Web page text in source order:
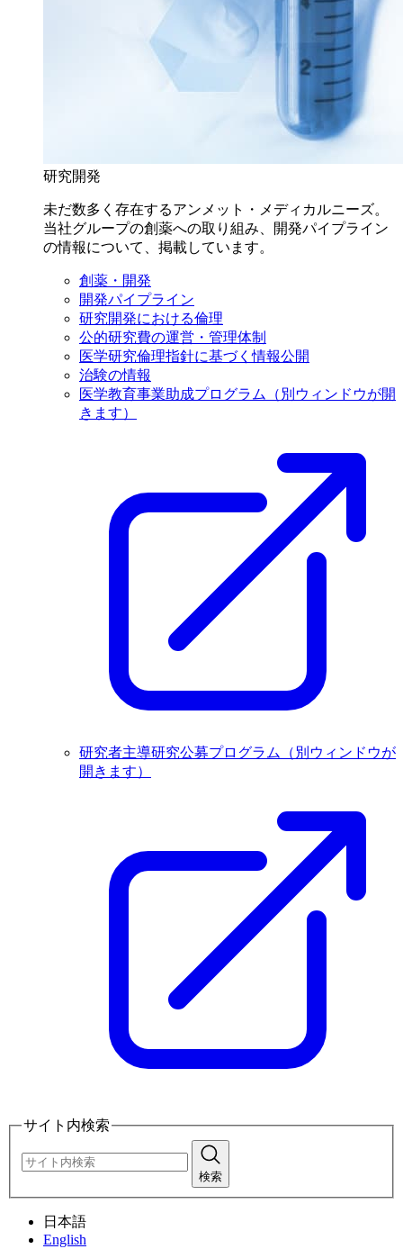
研究開発
未だ数多く存在するアンメット・メディカルニーズ。
当社グループの創薬への取り組み、開発パイプライン
の情報について、掲載しています。
創薬・開発
開発パイプライン
研究開発における倫理
公的研究費の運営・管理体制
医学研究倫理指針に基づく情報公開
治験の情報
医学教育事業助成プログラム
（別ウィンドウが開
きます）
研究者主導研究公募プログラム
（別ウィンドウが
開きます）
サイト内検索
検索
日本語
English